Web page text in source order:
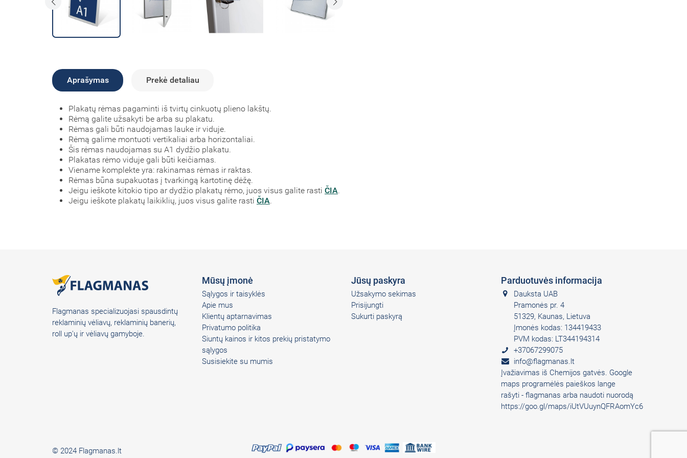
Aprašymas Prekė detaliau
Plakatų rėmas pagaminti iš tvirtų cinkuotų plieno lakštų.
Rėmą galite užsakyti be arba su plakatu.
Rėmas gali būti naudojamas lauke ir viduje.
Rėmą galime montuoti vertikaliai arba horizontaliai.
Šis rėmas naudojamas su A1 dydžio plakatu.
Plakatas rėmo viduje gali būti keičiamas.
Viename komplekte yra: rakinamas rėmas ir raktas.
Rėmas būna supakuotas į tvarkingą kartotinę dėžę.
Jeigu ieškote kitokio tipo ar dydžio plakatų rėmo, juos visus galite rasti ČIA.
Jeigu ieškote plakatų laikiklių, juos visus galite rasti ČIA.
Flagmanas specializuojasi spausdintų
reklaminių vėliavų, reklaminių banerių,
roll up'ų ir vėliavų gamyboje.
Mūsų įmonė
Sąlygos ir taisyklės
Apie mus
Klientų aptarnavimas
Privatumo politika
Siuntų kainos ir kitos prekių pristatymo
sąlygos
Susisiekite su mumis
Jūsų paskyra
Užsakymo sekimas
Prisijungti
Sukurti paskyrą
Parduotuvės informacija
Dauksta UAB
Pramonės pr. 4
51329, Kaunas, Lietuva
Įmonės kodas: 134419433
PVM kodas: LT344194314
+37067299075
info@flagmanas.lt
Įvažiavimas iš Chemijos gatvės. Google
maps programėlės paieškos lange
rašyti - flagmanas arba naudoti nuorodą
https://goo.gl/maps/iUtVUuynQFRAomYc6
© 2024 Flagmanas.lt